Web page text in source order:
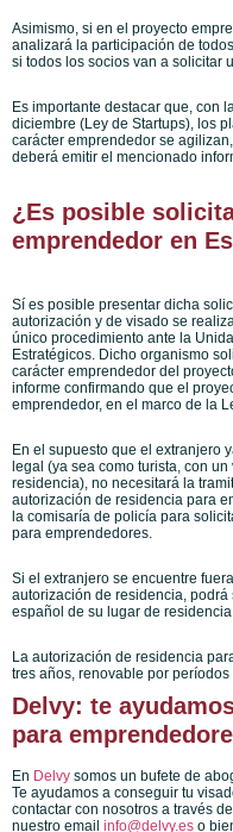
Asimismo, si en el proyecto
analizará la participación de
si todos los socios van a solicitar
Es importante destacar que, con
diciembre (Ley de Startups), los
carácter emprendedor se
deberá emitir el mencionado
¿Es posible
emprendedor en
Sí es posible presentar dicha
autorización y de visado se
único procedimiento ante la
Estratégicos. Dicho organismo
carácter emprendedor del
informe confirmando que el
emprendedor, en el marco de la
En el supuesto que el extranjero
legal (ya sea como turista, con
residencia), no necesitará la
autorización de residencia para
la comisaría de policía para
para emprendedores.
Si el extranjero se encuentre
autorización de residencia,
español de su lugar de
La autorización de residencia
tres años, renovable por
Delvy: te
para
En Delvy somos un bufete de
Te ayudamos a conseguir tu
contactar con nosotros a través
nuestro email info@delvy.es o